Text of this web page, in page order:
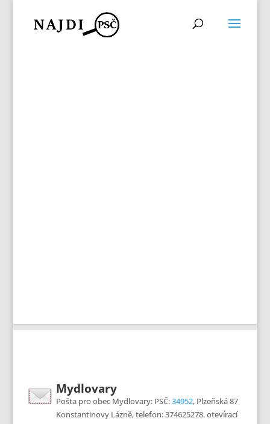
Mydlovary
Pošta pro obec Mydlovary: PSČ:34952, Plzeňská 87
Konstantinovy Lázně, telefon: 374625278, otevírací